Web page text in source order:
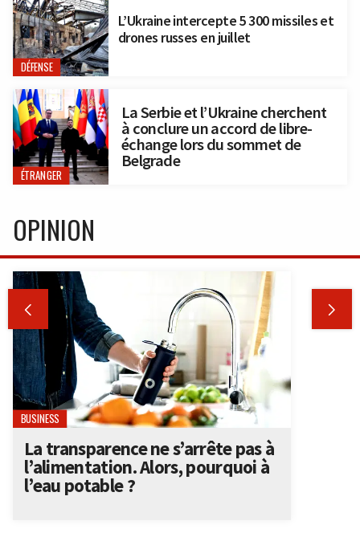
DÉFENSE
L’Ukraine intercepte 5 300 missiles et
drones russes en juillet
ÉTRANGER
La Serbie et l’Ukraine cherchent
à conclure un accord de libre-
échange lors du sommet de
Belgrade
OPINION
 
BUSINESS
La transparence ne s’arrête pas à
l’alimentation. Alors, pourquoi à
l’eau potable ?